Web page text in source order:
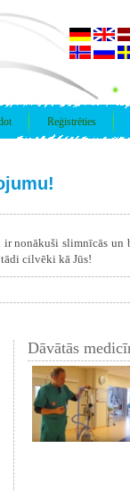
Reģistrēties
nonākuši slimnīcās un
cilvēki kā Jūs!
Dāvātās